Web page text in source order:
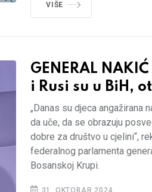
VIŠE
GENERAL
i Rusi su u BiH,
„Danas su djeca angažirana
da uče, da se obrazuju
dobre za društvo u cjelini“,
federalnog parlamenta
Bosanskoj Krupi.
31. OKTOBAR 2024.